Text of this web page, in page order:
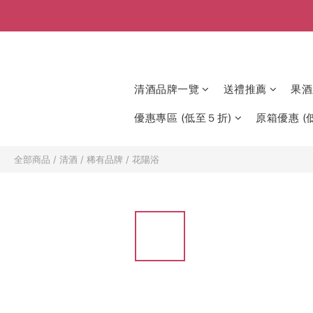
清酒品牌一覽 送禮推薦 果
優惠專區 (低至５折) 原箱優惠 (
全部商品 / 清酒 / 稀有品牌 / 花陽浴